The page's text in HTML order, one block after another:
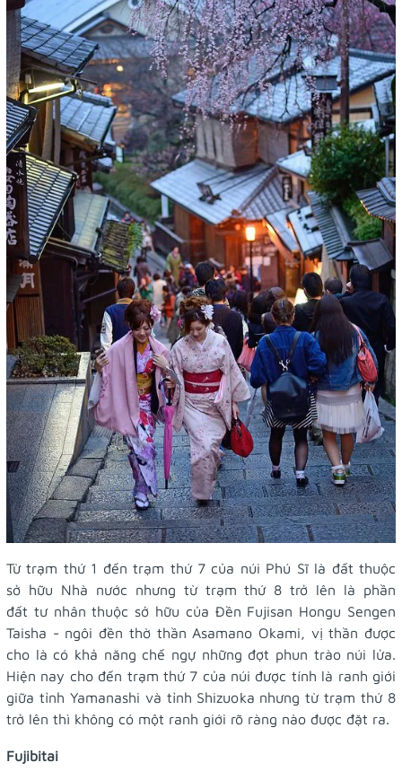
Từ trạm thứ 1 đến trạm thứ 7 của núi Phú Sĩ là đất thuộc
sở hữu Nhà nước nhưng từ trạm thứ 8 trở lên là phần
đất tư nhân thuộc sở hữu của Đền Fujisan Hongu Sengen
Taisha - ngôi đền thờ thần Asamano Okami, vị thần được
cho là có khả năng chế ngự những đợt phun trào núi lửa.
Hiện nay cho đến trạm thứ 7 của núi được tính là ranh giới
giữa tỉnh Yamanashi và tỉnh Shizuoka nhưng từ trạm thứ 8
trở lên thì không có một ranh giới rõ ràng nào được đặt ra.
Fujibitai